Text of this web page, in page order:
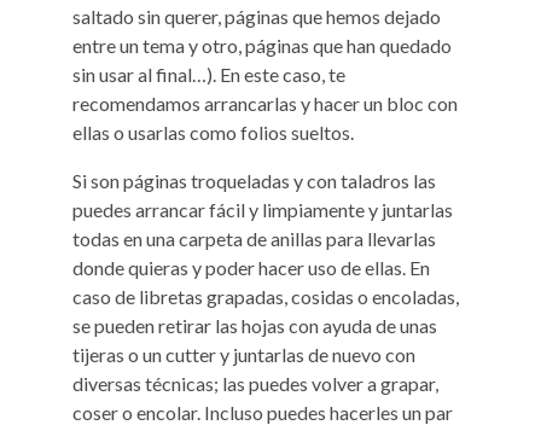
saltado sin querer, páginas que hemos dejado
entre un tema y otro, páginas que han quedado
sin usar al final…). En este caso, te
recomendamos arrancarlas y hacer un bloc con
ellas o usarlas como folios sueltos.
Si son páginas troqueladas y con taladros las
puedes arrancar fácil y limpiamente y juntarlas
todas en una carpeta de anillas para llevarlas
donde quieras y poder hacer uso de ellas. En
caso de libretas grapadas, cosidas o encoladas,
se pueden retirar las hojas con ayuda de unas
tijeras o un cutter y juntarlas de nuevo con
diversas técnicas; las puedes volver a grapar,
coser o encolar. Incluso puedes hacerles un par